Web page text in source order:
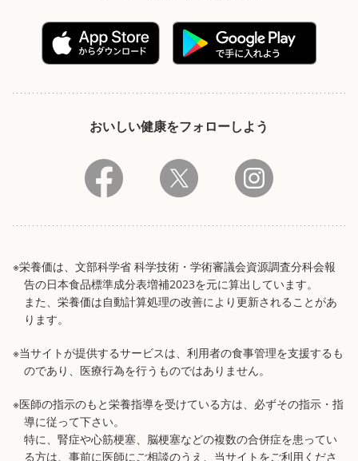
おいしい健康をフォローしよう
※栄養価は、文部科学省 科学技術・学術審議会資源調査分科会報
告の日本食品標準成分表増補2023を元に算出しています。
また、栄養価は自動計算処理の改善により更新されることがあ
ります。
※当サイトが提供するサービスは、利用者の食事管理を支援するも
のであり、医療行為を行うものではありません。
※医師の指示のもと栄養指導を受けている方は、必ずその指示・指
導に従って下さい。
特に、腎症や心筋梗塞、脳梗塞などの複数の合併症を患ってい
る方は、事前に医師にご相談のうえ、当サイトをご利用くださ